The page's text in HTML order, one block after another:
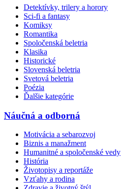
Detektívky, trilery a horory
Sci-fi a fantasy
Komiksy
Romantika
Spoločenská beletria
Klasika
Historické
Slovenská beletria
Svetová beletria
Poézia
Ďalšie kategórie
Náučná a odborná
Motivácia a sebarozvoj
Biznis a manažment
Humanitné a spoločenské vedy
História
Životopisy a reportáže
Vzťahy a rodina